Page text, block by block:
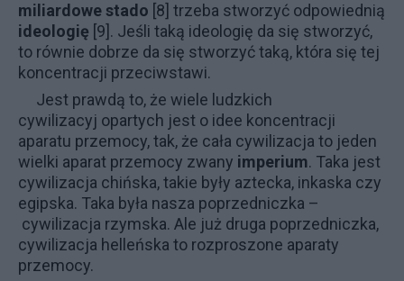
miliardowe stado [8] trzeba stworzyć odpowiednią
ideologię [9]. Jeśli taką ideologię da się stworzyć,
to równie dobrze da się stworzyć taką, która się tej
koncentracji przeciwstawi.
Jest prawdą to, że wiele ludzkich
cywilizacyj opartych jest o idee koncentracji
aparatu przemocy, tak, że cała cywilizacja to jeden
wielki aparat przemocy zwany imperium. Taka jest
cywilizacja chińska, takie były aztecka, inkaska czy
egipska. Taka była nasza poprzedniczka –
cywilizacja rzymska. Ale już druga poprzedniczka,
cywilizacja helleńska to rozproszone aparaty
przemocy.